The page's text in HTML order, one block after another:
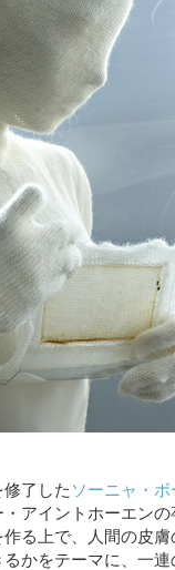
了した ソーニャ・
アイントホーエン
る上で、人間の皮
かをテーマに、一